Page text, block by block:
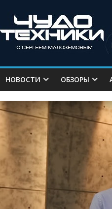
НОВОСТИ ОБЗОРЫ